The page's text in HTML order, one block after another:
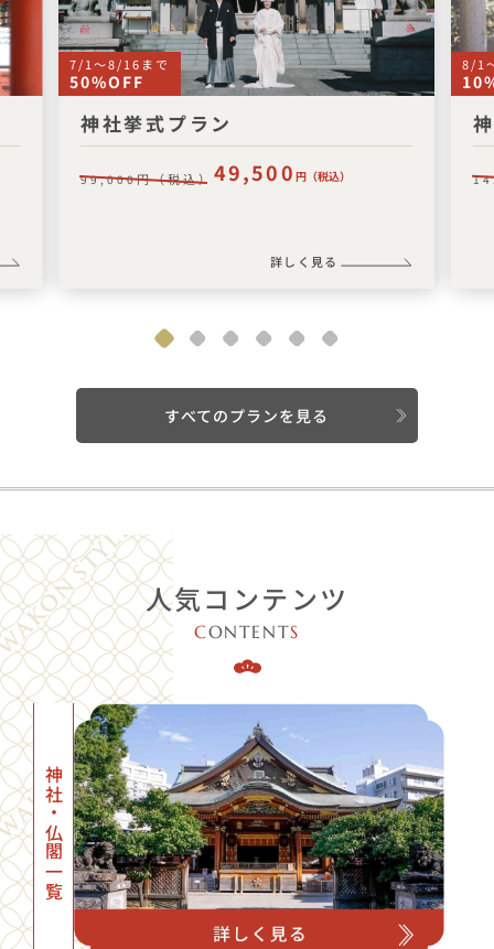
7/1〜8/16まで
50%OFF
神社挙式プラン
99,000円（税込）49,500円（税込）
詳しく見る
8/1
すべてのプランを見る
人気コンテンツ
CONTENTS
神社・仏閣一覧